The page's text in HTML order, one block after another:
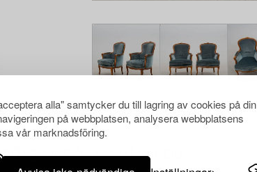
alla" samtycker du till lagring av cookies på din
på webbplatsen, analysera webbplatsens
vår marknadsföring.
har även tittat på